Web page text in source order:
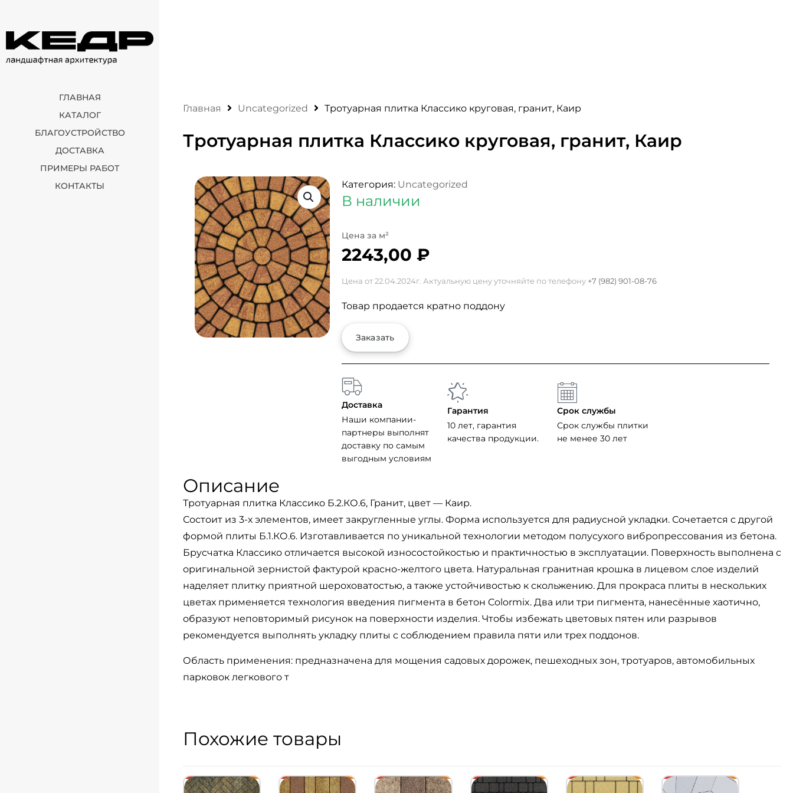
ГЛАВНАЯ
КАТАЛОГ
БЛАГОУСТРОЙСТВО
ДОСТАВКА
ПРИМЕРЫ РАБОТ
КОНТАКТЫ
Главная Uncategorized Тротуарная плитка Классико круговая, гранит, Каир
Тротуарная плитка Классико круговая, гранит, Каир
Категория: Uncategorized
В наличии
2243,00 ₽
Цена от 22.04.2024г. Актуальную цену уточняйте по телефону +7 (982) 901-08-76
Товар продается кратно поддону
Заказать
Доставка
Наши компании-
партнеры выполнят
доставку по самым
выгодным условиям
Гарантия
10 лет, гарантия
качества продукции.
Срок службы
Срок службы плитки
не менее 30 лет
Описание
Тротуарная плитка Классико Б.2.КО.6, Гранит, цвет — Каир.
Состоит из 3-х элементов, имеет закругленные углы. Форма используется для радиусной укладки. Сочетается с другой
формой плиты Б.1.КО.6. Изготавливается по уникальной технологии методом полусухого вибропрессования из бетона.
Брусчатка Классико отличается высокой износостойкостью и практичностью в эксплуатации. Поверхность выполнена с
оригинальной зернистой фактурой красно-желтого цвета. Натуральная гранитная крошка в лицевом слое изделий
наделяет плитку приятной шероховатостью, а также устойчивостью к скольжению. Для прокраса плиты в нескольких
цветах применяется технология введения пигмента в бетон Colormix. Два или три пигмента, нанесённые хаотично,
образуют неповторимый рисунок на поверхности изделия. Чтобы избежать цветовых пятен или разрывов
рекомендуется выполнять укладку плиты с соблюдением правила пяти или трех поддонов.
Область применения: предназначена для мощения садовых дорожек, пешеходных зон, тротуаров, автомобильных
парковок легкового т
Похожие товары